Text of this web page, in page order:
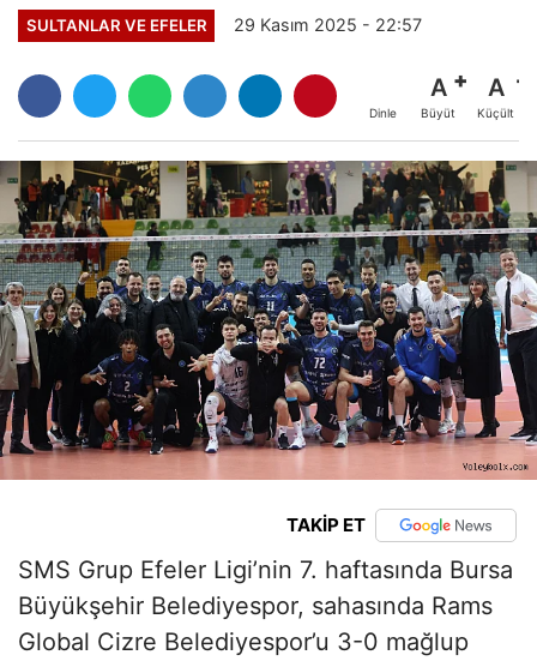
SULTANLAR VE EFELER 29 Kasım 2025 - 22:57
Dinle
A
Büyüt
A
Küçült
TAKİP ET
SMS Grup Efeler Ligi’nin 7. haftasında Bursa
Büyükşehir Belediyespor, sahasında Rams
Global Cizre Belediyespor’u 3-0 mağlup